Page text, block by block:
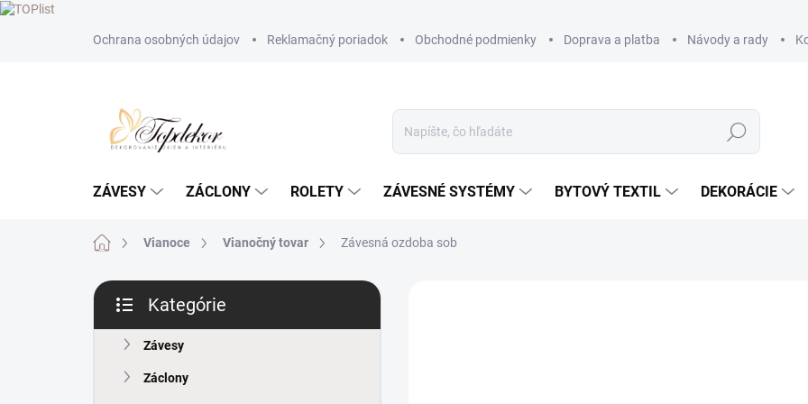
Ochrana osobných údajov Reklamačný poriadok Obchodné podmienky Doprava a platba Návody a rady
Hľadať
ZÁVESY ZÁCLONY ROLETY ZÁVESNÉ SYSTÉMY BYTOVÝ TEXTIL DEKORÁCIE
DomovVianoce Vianočný tovar Závesná ozdoba sob
B
č
kategórie
Kategórie
Závesy
Záclony